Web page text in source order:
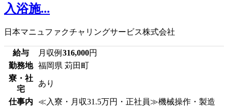
入浴施...
日本マニュファクチャリングサービス株式会社
給与 月収例 316,000円
勤務地 福岡県 苅田町
寮・社
宅
あり
仕事内
≪入寮・月収31.5万円・正社員≫機械操作・製造